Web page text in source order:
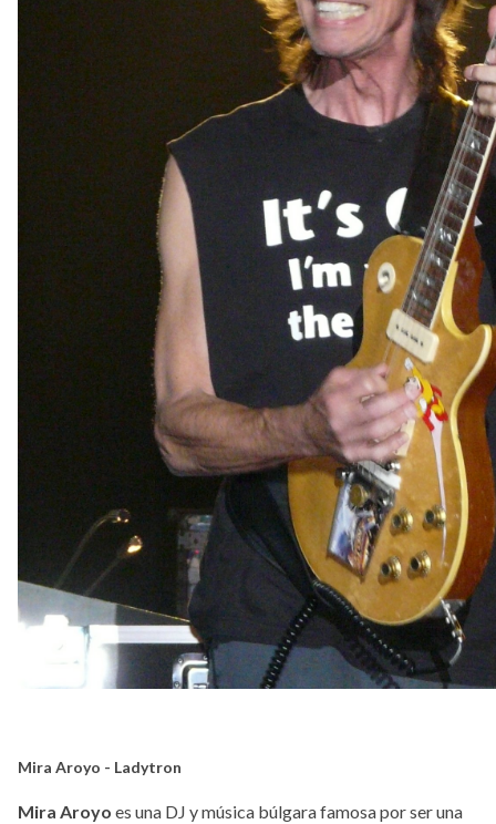
Mira Aroyo - Ladytron
Mira Aroyo es una DJ y música búlgara famosa por ser una